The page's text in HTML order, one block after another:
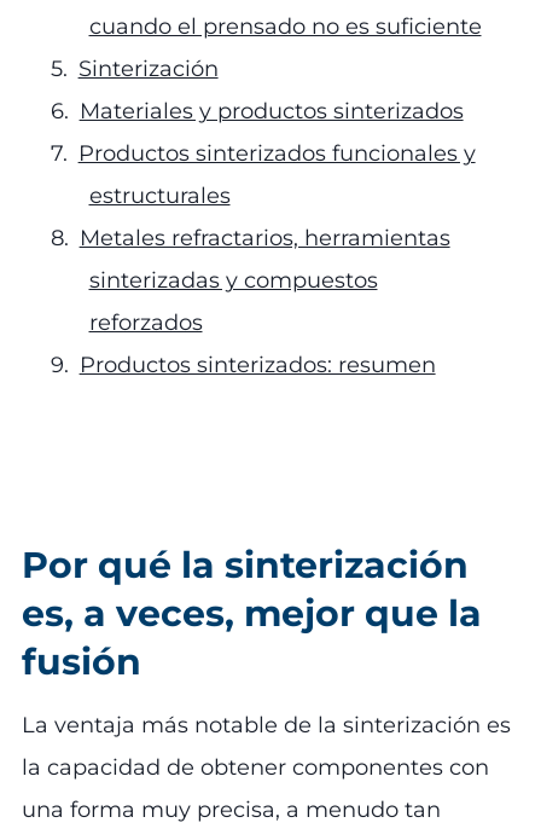
cuando el prensado no es suficiente
Sinterización
Materiales y productos sinterizados
Productos sinterizados funcionales y
estructurales
Metales refractarios, herramientas
sinterizadas y compuestos
reforzados
Productos sinterizados: resumen
Por qué la sinterización
es, a veces, mejor que la
fusión
La ventaja más notable de la sinterización es
la capacidad de obtener componentes con
una forma muy precisa, a menudo tan